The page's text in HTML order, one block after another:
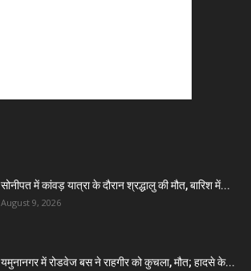
सोनीपत में कांवड़ यात्रा के दौरान श्रद्धालु की मौत, बारिश में...
August 9, 2026
यमुनानगर में रोडवेज बस ने राहगीर को कुचला, मौत; हादसे के...